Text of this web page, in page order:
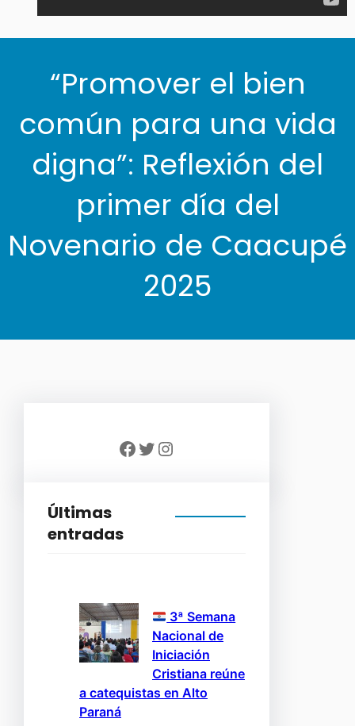
“Promover el bien
común para una vida
digna”: Reflexión del
primer día del
Novenario de Caacupé
2025
Facebook Twitter Instagram
Últimas
entradas
3ª Semana
Nacional de
Iniciación
Cristiana reúne
a catequistas en Alto
Paraná